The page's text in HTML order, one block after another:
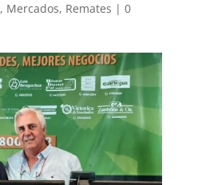
, Mercados, Remates | 0